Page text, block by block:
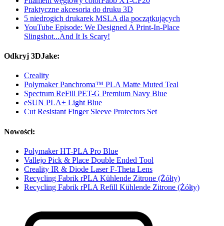
Praktyczne akcesoria do druku 3D
5 niedrogich drukarek MSLA dla początkujących
YouTube Episode: We Designed A Print-In-Place
Slingshot...And It Is Scary!
Odkryj 3DJake:
Creality
Polymaker Panchroma™ PLA Matte Muted Teal
Spectrum ReFill PET-G Premium Navy Blue
eSUN PLA+ Light Blue
Cut Resistant Finger Sleeve Protectors Set
Nowości:
Polymaker HT-PLA Pro Blue
Vallejo Pick & Place Double Ended Tool
Creality IR & Diode Laser F-Theta Lens
Recycling Fabrik rPLA Kühlende Zitrone (Żółty)
Recycling Fabrik rPLA Refill Kühlende Zitrone (Żółty)